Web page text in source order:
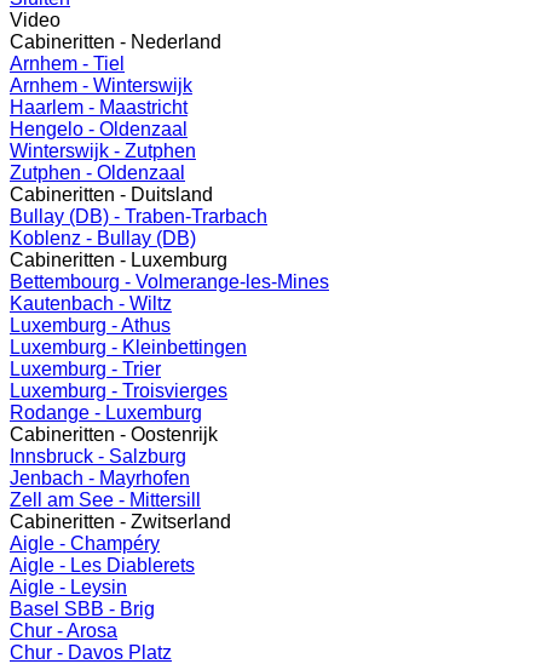
Video
Cabineritten - Nederland
Arnhem - Tiel
Arnhem - Winterswijk
Haarlem - Maastricht
Hengelo - Oldenzaal
Winterswijk - Zutphen
Zutphen - Oldenzaal
Cabineritten - Duitsland
Bullay (DB) - Traben-Trarbach
Koblenz - Bullay (DB)
Cabineritten - Luxemburg
Bettembourg - Volmerange-les-Mines
Kautenbach - Wiltz
Luxemburg - Athus
Luxemburg - Kleinbettingen
Luxemburg - Trier
Luxemburg - Troisvierges
Rodange - Luxemburg
Cabineritten - Oostenrijk
Innsbruck - Salzburg
Jenbach - Mayrhofen
Zell am See - Mittersill
Cabineritten - Zwitserland
Aigle - Champéry
Aigle - Les Diablerets
Aigle - Leysin
Basel SBB - Brig
Chur - Arosa
Chur - Davos Platz